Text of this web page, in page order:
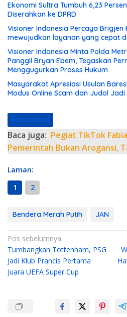
Ekonomi Sultra Tumbuh 6,23
Diserahkan ke DPRD
Visioner Indonesia Percaya
mewujudkan layanan yang cepat
Visioner Indonesia Minta Polda
Panggil Bryan Ebem, Tegaskan
Menggugurkan Proses Hukum
Masyarakat Apresiasi Usulan
Modus Online Scam dan Judol
Berikutnya
Baca juga: Pegiat TikTok
Pemerintah Bukan Arogansi,
Laman:
1
2
Bendera Merah Putih JAN
N
a
v
Pos sebelumnya
Tumbangkan Tottenham, PSG
Jadi Klub Prancis Pertama
Juara UEFA Super Cup